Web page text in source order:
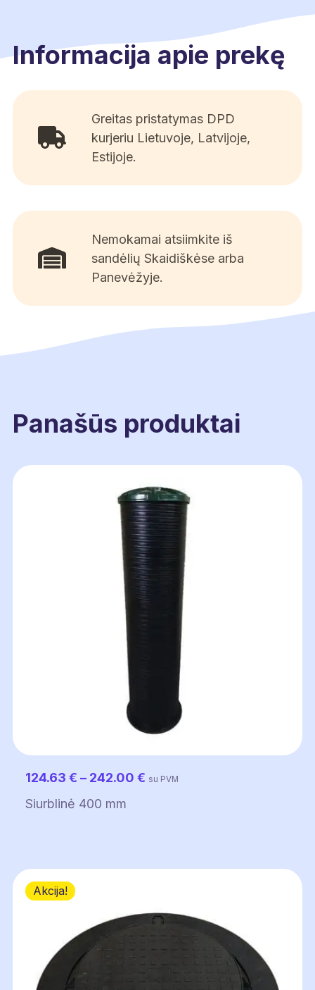
Informacija apie prekę
Greitas pristatymas DPD
kurjeriu Lietuvoje, Latvijoje,
Estijoje.
Nemokamai atsiimkite iš
sandėlių Skaidiškėse arba
Panevėžyje.
Panašūs produktai
124.63 € – 242.00 € Price
su PVM
Siurblinė 400 mm
Akcija!